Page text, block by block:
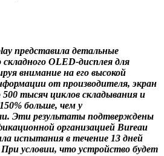
представила детальные
OLED-дисплея для
внимание на его высокой
от производителя, экран
тысяч циклов складывания и
больше, чем у
Эти результаты подтверждены
организацией Bureau
испытания в течение 13 дней
условии, что устройство будет